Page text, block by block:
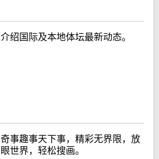
介绍国际及本地体坛最新动态。
奇事趣事天下事，精彩无界限，放
眼世界，轻松搜画。